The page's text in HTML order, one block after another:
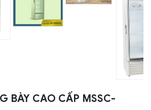
BÀY CAO CẤP MSSC-